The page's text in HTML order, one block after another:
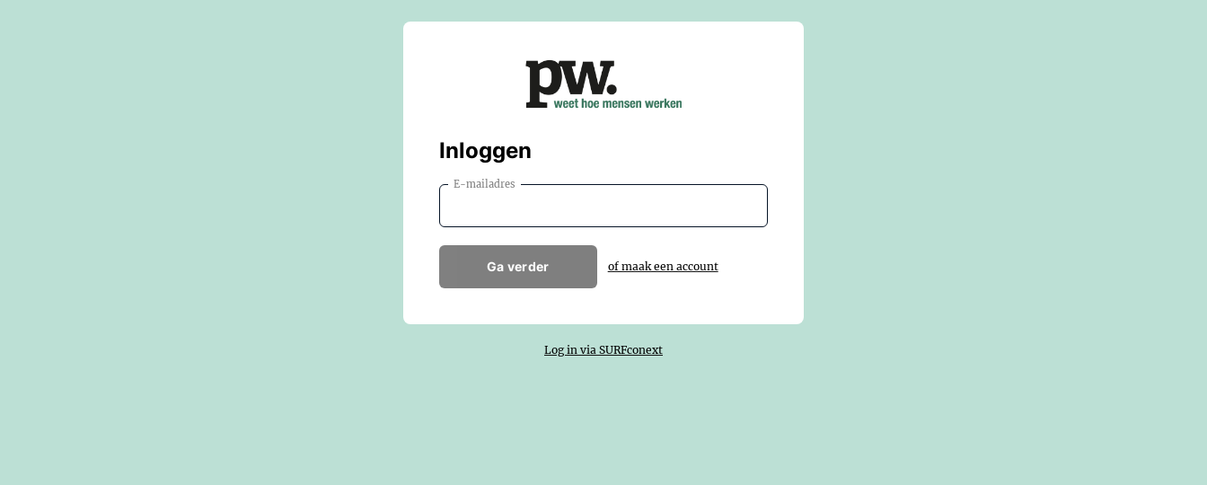
Inloggen
E-mailadres
Ga verder of maak een account
Log in via SURFconext